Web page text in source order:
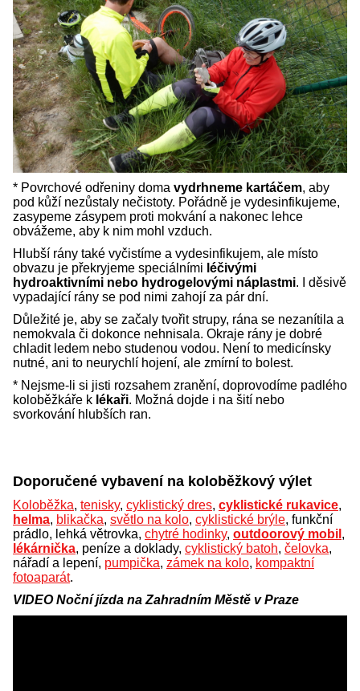
* Povrchové odřeniny doma vydrhneme kartáčem, aby
pod kůží nezůstaly nečistoty. Pořádně je vydesinfikujeme,
zasypeme zásypem proti mokvání a nakonec lehce
obvážeme, aby k nim mohl vzduch.
Hlubší rány také vyčistíme a vydesinfikujem, ale místo
obvazu je překryjeme speciálními léčivými
hydroaktivními nebo hydrogelovými náplastmi. I děsivě
vypadající rány se pod nimi zahojí za pár dní.
Důležité je, aby se začaly tvořit strupy, rána se nezanítila a
nemokvala či dokonce nehnisala. Okraje rány je dobré
chladit ledem nebo studenou vodou. Není to medicínsky
nutné, ani to neurychlí hojení, ale zmírní to bolest.
* Nejsme-li si jisti rozsahem zranění, doprovodíme padlého
koloběžkáře k lékaři. Možná dojde i na šití nebo
svorkování hlubších ran.
Doporučené vybavení na koloběžkový výlet
Koloběžka, tenisky, cyklistický dres, cyklistické rukavice,
helma, blikačka, světlo na kolo, cyklistické brýle, funkční
prádlo, lehká větrovka, chytré hodinky, outdoorový mobil ,
lékárnička, peníze a doklady, cyklistický batoh, čelovka,
nářadí a lepení, pumpička, zámek na kolo, kompaktní
fotoaparát.
VIDEO Noční jízda na Zahradním Městě v Praze